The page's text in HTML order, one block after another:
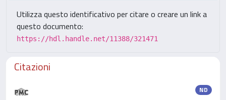
Utilizza questo identificativo per citare o creare un link a
questo documento:
https://hdl.handle.net/11388/321471
Citazioni
ND